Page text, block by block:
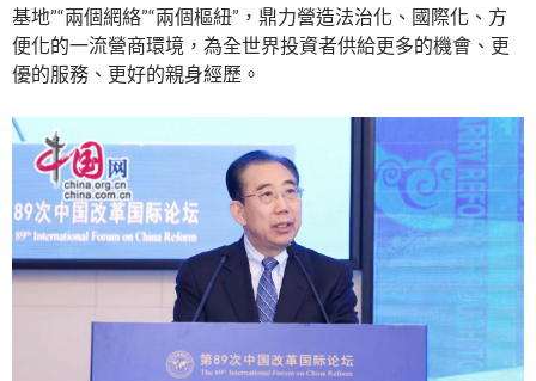
基地”“兩個網絡”“兩個樞紐”，鼎力營造法治化、國際化、方
便化的一流營商環境，為全世界投資者供給更多的機會、更
優的服務、更好的親身經歷。